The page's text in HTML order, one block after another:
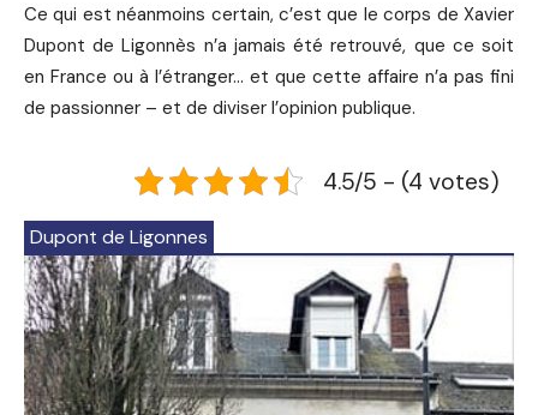
Ce qui est néanmoins certain, c’est que le corps de Xavier
Dupont de Ligonnès n’a jamais été retrouvé, que ce soit
en France ou à l’étranger… et que cette affaire n’a pas fini
de passionner – et de diviser l’opinion publique.
4.5/5 - (4 votes)
Dupont de Ligonnes